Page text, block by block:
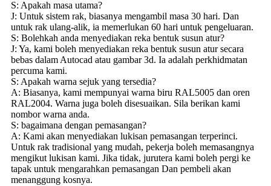
S: Apakah masa utama?
J: Untuk sistem rak, biasanya mengambil masa 30 hari. Dan
untuk rak ulang-alik, ia memerlukan 60 hari untuk pengeluaran.
S: Bolehkah anda menyediakan reka bentuk susun atur?
J: Ya, kami boleh menyediakan reka bentuk susun atur secara
bebas dalam Autocad atau gambar 3d. Ia adalah perkhidmatan
percuma kami.
S: Apakah warna sejuk yang tersedia?
A: Biasanya, kami mempunyai warna biru RAL5005 dan oren
RAL2004. Warna juga boleh disesuaikan. Sila berikan kami
nombor warna anda.
S: bagaimana dengan pemasangan?
A: Kami akan menyediakan lukisan pemasangan terperinci.
Untuk rak tradisional yang mudah, pekerja boleh memasangnya
mengikut lukisan kami. Jika tidak, jurutera kami boleh pergi ke
tapak untuk mengarahkan pemasangan Dan pembeli akan
menanggung kosnya.